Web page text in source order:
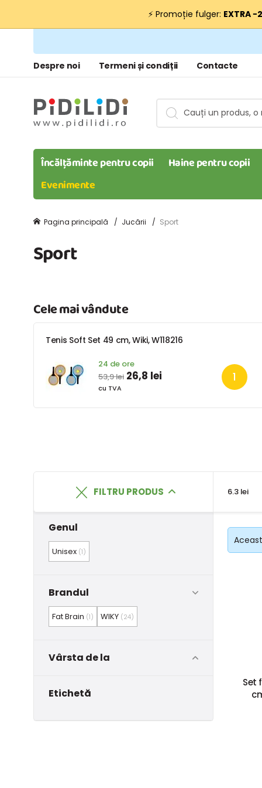
⚡ Promoție fulger: EXTRA
Despre noi Termeni și condiții Contacte
Încălțăminte pentru copii
Haine pentru copii
Evenimente
Pagina principală Jucării Sport
Sport
Cele mai vândute
Tenis Soft Set 49 cm, Wiki, W118216
24 de ore
53,9 lei 26,8 lei
cu TVA
FILTRU PRODUS
Genul
Unisex (1)
Brandul
Fat Brain (1) WIKY (24)
Vârsta de la
Etichetă
6.3 lei
Set